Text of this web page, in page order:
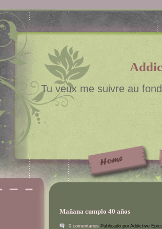
Tu veux me suivre au
Mañana cumplo 40 años
0 comentarios Publicado por Addictive